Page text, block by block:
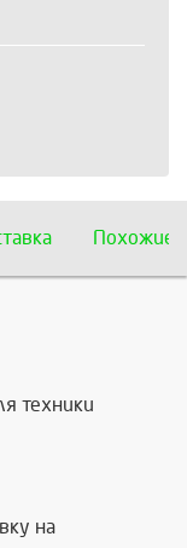
Похожие
техники
на